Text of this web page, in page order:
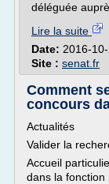
déléguée
Lire la suite
Date: 2016-
Site : senat.fr
Comment
concours
Actualités
Valider la
Accueil
dans la